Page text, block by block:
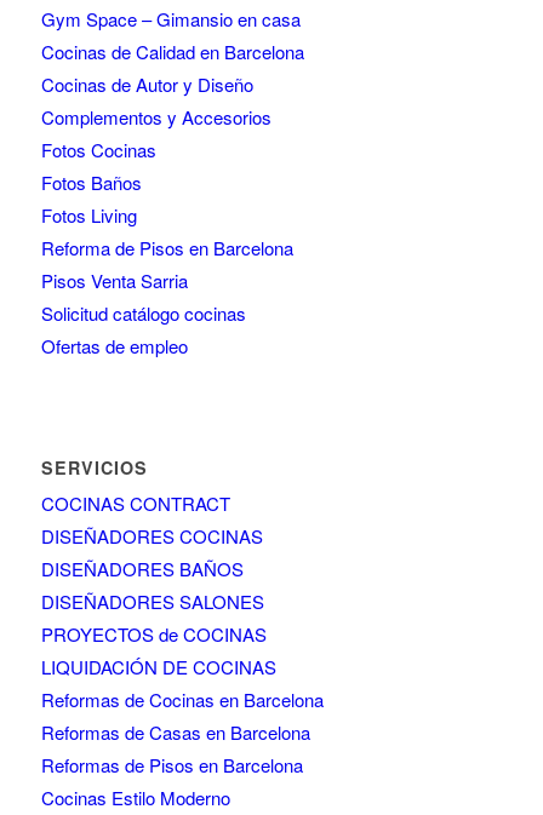
Gym Space – Gimansio en casa
Cocinas de Calidad en Barcelona
Cocinas de Autor y Diseño
Complementos y Accesorios
Fotos Cocinas
Fotos Baños
Fotos Living
Reforma de Pisos en Barcelona
Pisos Venta Sarria
Solicitud catálogo cocinas
Ofertas de empleo
SERVICIOS
COCINAS CONTRACT
DISEÑADORES COCINAS
DISEÑADORES BAÑOS
DISEÑADORES SALONES
PROYECTOS de COCINAS
LIQUIDACIÓN DE COCINAS
Reformas de Cocinas en Barcelona
Reformas de Casas en Barcelona
Reformas de Pisos en Barcelona
Cocinas Estilo Moderno